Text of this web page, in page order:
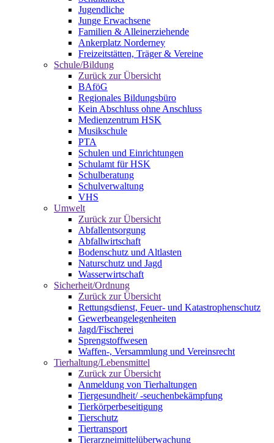
Jugendliche
Junge Erwachsene
Familien & Alleinerziehende
Ankerplatz Norderney
Freizeitstätten, Träger & Vereine
Schule/Bildung
Zurück zur Übersicht
BAföG
Regionales Bildungsbüro
Kein Abschluss ohne Anschluss
Medienzentrum HSK
Musikschule
PTA
Schulen und Einrichtungen
Schulamt für HSK
Schulberatung
Schulverwaltung
VHS
Umwelt
Zurück zur Übersicht
Abfallentsorgung
Abfallwirtschaft
Bodenschutz und Altlasten
Naturschutz und Jagd
Wasserwirtschaft
Sicherheit/Ordnung
Zurück zur Übersicht
Rettungsdienst, Feuer- und Katastrophenschutz
Gewerbeangelegenheiten
Jagd/Fischerei
Sprengstoffwesen
Waffen-, Versammlung und Vereinsrecht
Tierhaltung/Lebensmittel
Zurück zur Übersicht
Anmeldung von Tierhaltungen
Tiergesundheit/ -seuchenbekämpfung
Tierkörperbeseitigung
Tierschutz
Tiertransport
Tierarzneimittelüberwachung